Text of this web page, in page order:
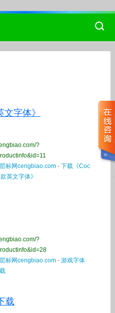
字体》
?
层标网cengbiao.com- 下载《Coc
英文字体》
?
层标网cengbiao.com- 游戏字体
载